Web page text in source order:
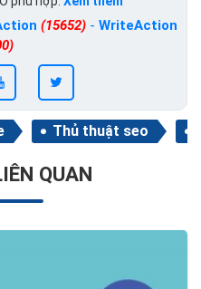
(15652)- WriteAction
Thủ thuật seo
QUAN